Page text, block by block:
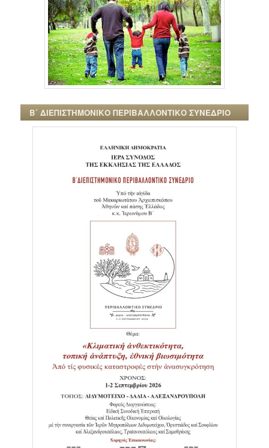
Β΄ ΔΙΕΠΙΣΤΗΜΟΝΙΚΟ ΠΕΡΙΒΑΛΛΟΝΤΙΚΟ ΣΥΝΕΔΡΙΟ